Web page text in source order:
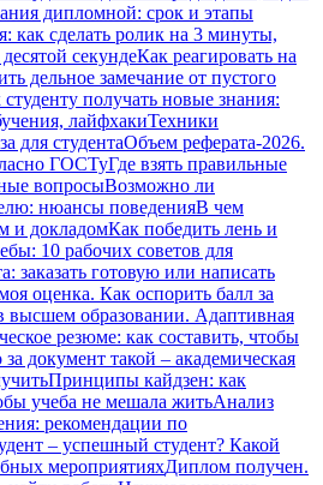
дипломной: срок и этапы
как сделать ролик на 3 минуты,
секундеКак реагировать на
дельное замечание от пустого
получать новые знания:
лайфхакиТехники
для студентаОбъем реферата-2026.
ГОСТуГде взять правильные
вопросыВозможно ли
нюансы поведенияВ чем
и докладомКак победить лень и
10 рабочих советов для
заказать готовую или написать
оценка. Как оспорить балл за
высшем образовании. Адаптивная
резюме: как составить, чтобы
за документ такой – академическая
Принципы кайдзен: как
учеба не мешала житьАнализ
рекомендации по
– успешный студент? Какой
мероприятияхДиплом получен.